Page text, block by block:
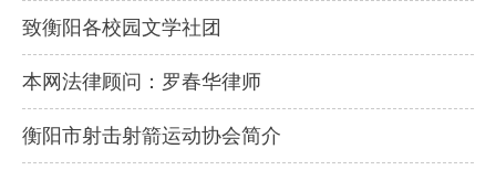
致衡阳各校园文学社团
本网法律顾问：罗春华律师
衡阳市射击射箭运动协会简介